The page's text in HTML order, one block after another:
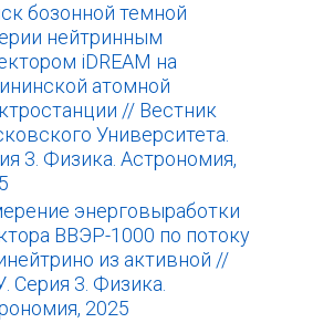
бозонной темной
нейтринным
iDREAM на
атомной
// Вестник
Университета.
3. Физика. Астрономия,
энерговыработки
ВВЭР-1000 по потоку
из активной //
Серия 3. Физика.
2025